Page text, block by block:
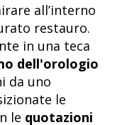
all’interno
restauro.
in una teca
dell'orologio
da uno
le
le quotazioni